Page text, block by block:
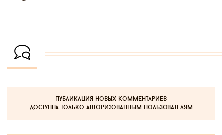
публикация новых комментариев
доступна только авторизованным пользователям